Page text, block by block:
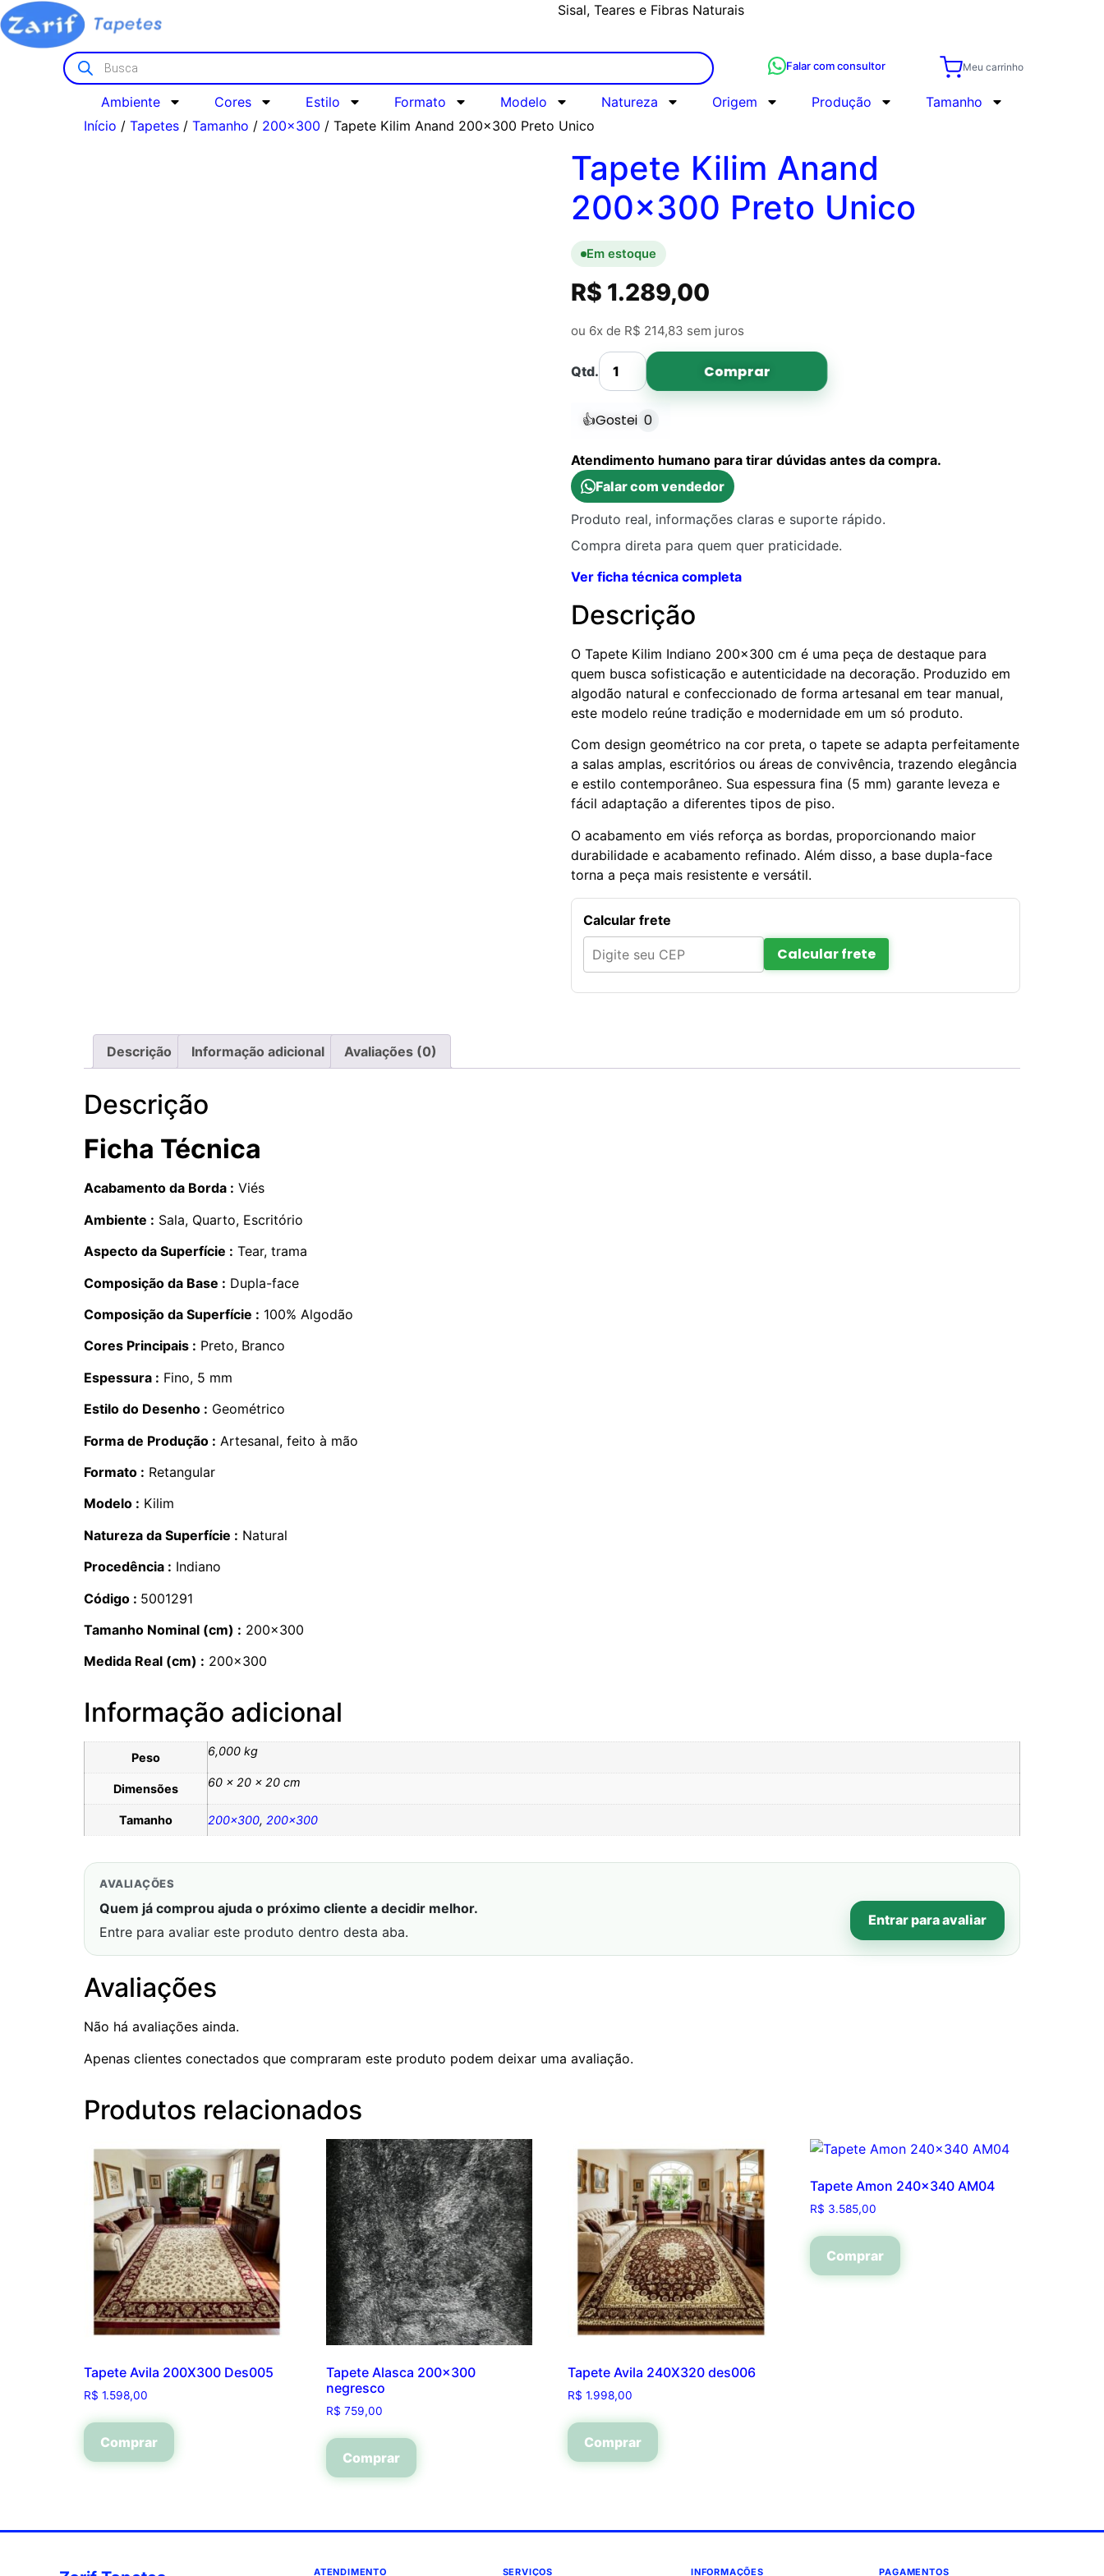
Sisal, Teares e Fibras Naturais
Meu carrinho
Falar com consultor
Ambiente Cores Estilo Formato Modelo Natureza Origem Produção
Tamanho
Início / Tapetes / Tamanho / 200x300 / Tapete Kilim Anand 200×300 Preto Unico
Tapete Kilim Anand
200×300 Preto Unico
Em estoque
R$ 1.289,00
ou 6x de R$ 214,83 sem juros
Qtd. Comprar
👍Gostei 0
Atendimento humano para tirar dúvidas antes da compra.
Falar com vendedor
Produto real, informações claras e suporte rápido.
Compra direta para quem quer praticidade.
Ver ficha técnica completa
Descrição
O Tapete Kilim Indiano 200×300 cm é uma peça de destaque para
quem busca sofisticação e autenticidade na decoração. Produzido em
algodão natural e confeccionado de forma artesanal em tear manual,
este modelo reúne tradição e modernidade em um só produto.
Com design geométrico na cor preta, o tapete se adapta perfeitamente
a salas amplas, escritórios ou áreas de convivência, trazendo elegância
e estilo contemporâneo. Sua espessura fina (5 mm) garante leveza e
fácil adaptação a diferentes tipos de piso.
O acabamento em viés reforça as bordas, proporcionando maior
durabilidade e acabamento refinado. Além disso, a base dupla-face
torna a peça mais resistente e versátil.
Calcular frete
Calcular frete
Descrição Informação adicional Avaliações (0)
Descrição
Ficha Técnica
Acabamento da Borda : Viés
Ambiente : Sala, Quarto, Escritório
Aspecto da Superfície : Tear, trama
Composição da Base : Dupla-face
Composição da Superfície : 100% Algodão
Cores Principais : Preto, Branco
Espessura : Fino, 5 mm
Estilo do Desenho : Geométrico
Forma de Produção : Artesanal, feito à mão
Formato : Retangular
Modelo : Kilim
Natureza da Superfície : Natural
Procedência : Indiano
Código : 5001291
Tamanho Nominal (cm) : 200×300
Medida Real (cm) : 200×300
Informação adicional
Peso 6,000 kg
Dimensões 60 × 20 × 20 cm
Tamanho 200×300, 200×300
AVALIAÇÕES
Quem já comprou ajuda o próximo cliente a decidir melhor.
Entre para avaliar este produto dentro desta aba.
Entrar para avaliar
Avaliações
Não há avaliações ainda.
Apenas clientes conectados que compraram este produto podem deixar uma avaliação.
Produtos relacionados
Tapete Avila 200X300 Des005
R$ 1.598,00
Comprar
Tapete Alasca 200×300
negresco
R$ 759,00
Comprar
Tapete Avila 240X320 des006
R$ 1.998,00
Comprar
Tapete Amon 240×340 AM04
R$ 3.585,00
Comprar
ATENDIMENTO SERVIÇOS INFORMAÇÕES PAGAMENTOS